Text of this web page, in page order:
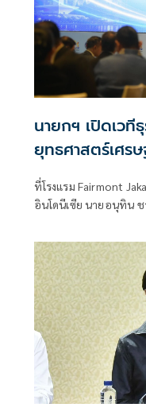
นายกฯ เปิดเว
ยุทธศาสตร์เศร
ล้านคน
ที่โรงแรม Fairmont
อินโดนีเซีย นายอนุทิน